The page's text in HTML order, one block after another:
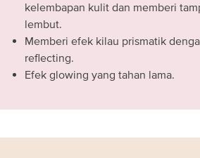
kelembapan kulit dan memberi
lembut.
Memberi efek kilau prismatik
reflecting.
Efek glowing yang tahan lama.